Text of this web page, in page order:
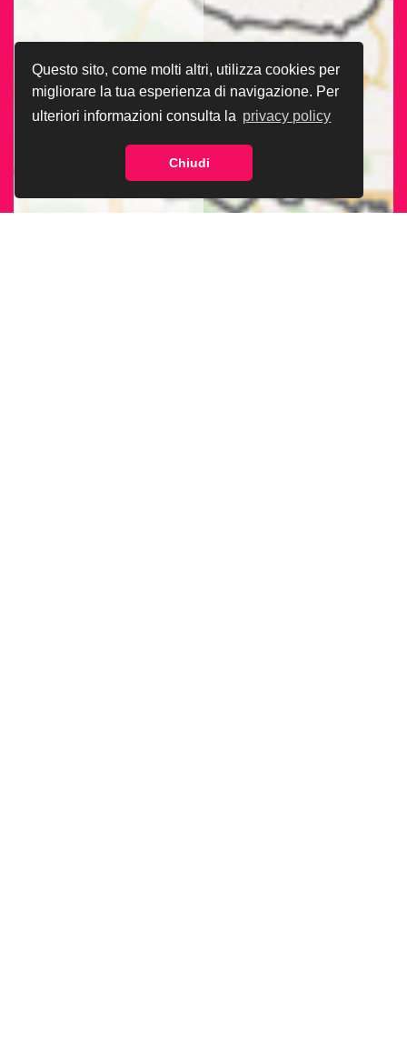
Questo sito, come molti altri, utilizza cookies per
migliorare la tua esperienza di navigazione. Per
ulteriori informazioni consulta la privacy policy
Chiudi